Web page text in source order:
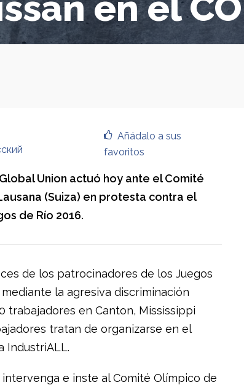
Añádalo a sus
favoritos
Union actuó hoy ante el Comité
(Suiza) en protesta contra el
de Río 2016.
de los patrocinadores de los Juegos
la agresiva discriminación
trabajadores en Canton, Mississippi
tratan de organizarse en el
IndustriALL.
e inste al Comité Olímpico de